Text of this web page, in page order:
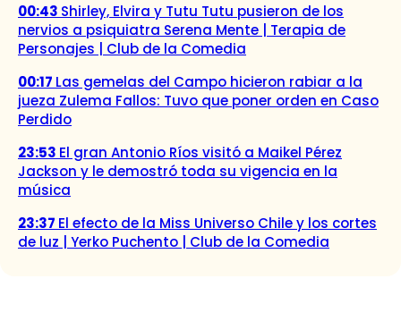
00:43 Shirley, Elvira y Tutu Tutu pusieron de los
nervios a psiquiatra Serena Mente | Terapia de
Personajes | Club de la Comedia
00:17 Las gemelas del Campo hicieron rabiar a la
jueza Zulema Fallos: Tuvo que poner orden en Caso
Perdido
23:53 El gran Antonio Ríos visitó a Maikel Pérez
Jackson y le demostró toda su vigencia en la
música
23:37 El efecto de la Miss Universo Chile y los cortes
de luz | Yerko Puchento | Club de la Comedia